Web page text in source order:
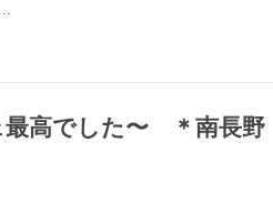
最高でした〜 ＊南長野